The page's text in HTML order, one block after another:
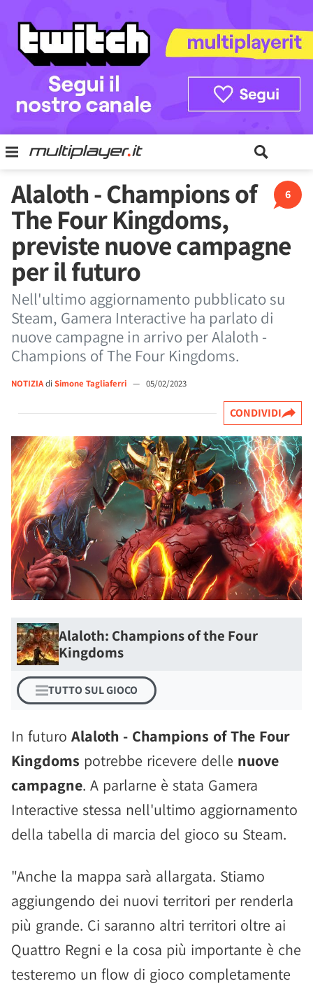
6
Alaloth - Champions of
The Four Kingdoms,
previste nuove campagne
per il futuro
Nell'ultimo aggiornamento pubblicato su
Steam, Gamera Interactive ha parlato di
nuove campagne in arrivo per Alaloth -
Champions of The Four Kingdoms.
NOTIZIAdi Simone Tagliaferri — 05/02/2023
CONDIVIDI
Alaloth: Champions of the Four
Kingdoms
TUTTO SUL GIOCO
In futuro Alaloth - Champions of The Four
Kingdoms potrebbe ricevere delle nuove
campagne. A parlarne è stata Gamera
Interactive stessa nell'ultimo aggiornamento
della tabella di marcia del gioco su Steam.
"Anche la mappa sarà allargata. Stiamo
aggiungendo dei nuovi territori per renderla
più grande. Ci saranno altri territori oltre ai
Quattro Regni e la cosa più importante è che
testeremo un flow di gioco completamente